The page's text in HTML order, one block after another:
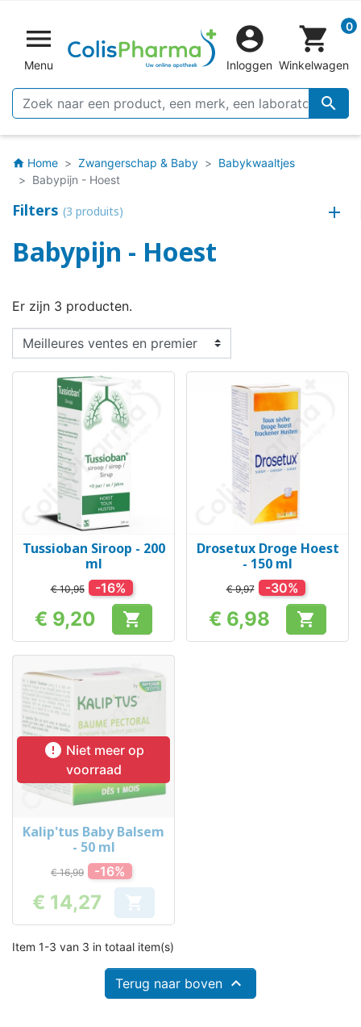

Menu


Inloggen
shopping_cart 0
Winkelwagen
home Home Zwangerschap & Baby
Babykwaaltjes
Babypijn - Hoest
Filters (3 produits)
Babypijn - Hoest
Er zijn 3 producten.
Tussioban Siroop - 200
ml
€ 10,95 -16%
Prijs
€ 9,20 
Drosetux Droge Hoest
- 150 ml
€ 9,97 -30%
Prijs
€ 6,98 
 Niet meer op
voorraad
Kalip'tus Baby Balsem
- 50 ml
€ 16,99 -16%
Prijs
€ 14,27 
Item 1-3 van 3 in totaal item(s)
Terug naar boven 